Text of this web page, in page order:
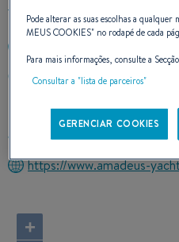
Wiesstrasse 11
Austria
Calcular o itinerário
https://www.amadeus-
+
Pode alterar as suas escolhas a
MEUS COOKIES" no rodapé de cada
Para mais informações, consulte a
Consultar a "lista de parceiros"
GERENCIAR COOKIES